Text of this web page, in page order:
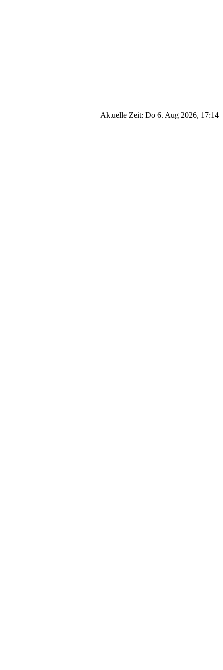
Aktuelle Zeit: Do 6. Aug 2026, 17:14